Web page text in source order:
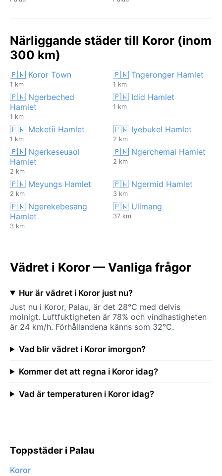
Närliggande städer till Koror (inom
300 km)
🇵🇼 Koror Town
1 km
🇵🇼 Tngeronger Hamlet
1 km
🇵🇼 Ngerbeched
Hamlet
1 km
🇵🇼 Idid Hamlet
1 km
🇵🇼 Meketii Hamlet
1 km
🇵🇼 Iyebukel Hamlet
2 km
🇵🇼 Ngerkeseuaol
Hamlet
2 km
🇵🇼 Ngerchemai Hamlet
2 km
🇵🇼 Meyungs Hamlet
2 km
🇵🇼 Ngermid Hamlet
3 km
🇵🇼 Ngerekebesang
Hamlet
3 km
🇵🇼 Ulimang
37 km
Vädret i Koror — Vanliga frågor
Hur är vädret i Koror just nu?
Just nu i Koror, Palau, är det 28°C med delvis
molnigt. Luftfuktigheten är 78% och vindhastigheten
är 24 km/h. Förhållandena känns som 32°C.
Vad blir vädret i Koror imorgon?
Kommer det att regna i Koror idag?
Vad är temperaturen i Koror idag?
Toppstäder i Palau
Koror